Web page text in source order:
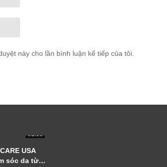
này cho lần bình luận kế tiếp của tôi.
USA
sóc da từ